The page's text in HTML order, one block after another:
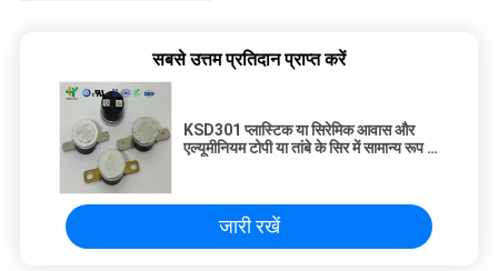
सबसे उत्तम प्रतिदान प्राप्त करें
KSD301 प्लास्टिक या सिरेमिक आवास और
एल्यूमीनियम टोपी या तांबे के सिर में सामान्य रूप से
जारी रखें